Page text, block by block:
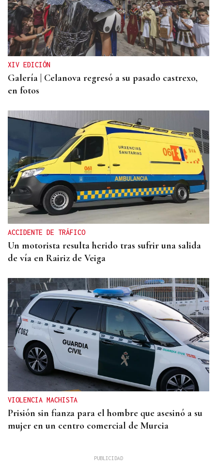
MUNDIAL DE FUTBOL
El Congreso debatirá si España debe replantearse
el Mundial 2030 con Marruecos tras la crisis
humanitaria de Ceuta
XIV EDICIÓN
Galería | Celanova regresó a su pasado castrexo,
en fotos
ACCIDENTE DE TRÁFICO
Un motorista resulta herido tras sufrir una salida
de vía en Rairiz de Veiga
VIOLENCIA MACHISTA
Prisión sin fianza para el hombre que asesinó a su
mujer en un centro comercial de Murcia